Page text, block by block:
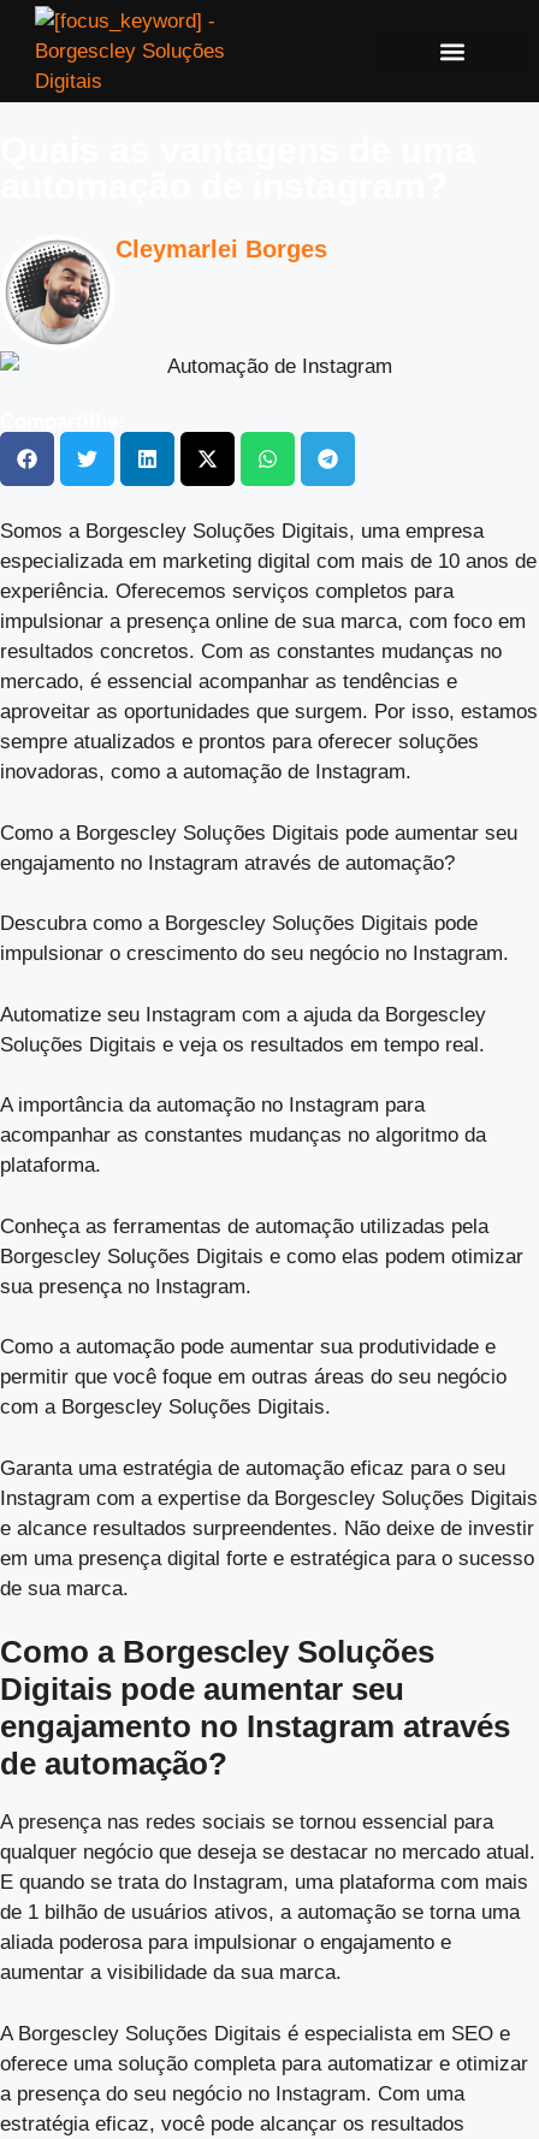
Cleymarlei Borges
Somos a Borgescley Soluções Digitais, uma empresa
especializada em marketing digital com mais de 10 anos de
experiência. Oferecemos serviços completos para
impulsionar a presença online de sua marca, com foco em
resultados concretos. Com as constantes mudanças no
mercado, é essencial acompanhar as tendências e
aproveitar as oportunidades que surgem. Por isso, estamos
sempre atualizados e prontos para oferecer soluções
inovadoras, como a automação de Instagram.
Como a Borgescley Soluções Digitais pode aumentar seu
engajamento no Instagram através de automação?
Descubra como a Borgescley Soluções Digitais pode
impulsionar o crescimento do seu negócio no Instagram.
Automatize seu Instagram com a ajuda da Borgescley
Soluções Digitais e veja os resultados em tempo real.
A importância da automação no Instagram para
acompanhar as constantes mudanças no algoritmo da
plataforma.
Conheça as ferramentas de automação utilizadas pela
Borgescley Soluções Digitais e como elas podem otimizar
sua presença no Instagram.
Como a automação pode aumentar sua produtividade e
permitir que você foque em outras áreas do seu negócio
com a Borgescley Soluções Digitais.
Garanta uma estratégia de automação eficaz para o seu
Instagram com a expertise da Borgescley Soluções Digitais
e alcance resultados surpreendentes. Não deixe de investir
em uma presença digital forte e estratégica para o sucesso
de sua marca.
Como a Borgescley Soluções
Digitais pode aumentar seu
engajamento no Instagram através
de automação?
A presença nas redes sociais se tornou essencial para
qualquer negócio que deseja se destacar no mercado atual.
E quando se trata do Instagram, uma plataforma com mais
de 1 bilhão de usuários ativos, a automação se torna uma
aliada poderosa para impulsionar o engajamento e
aumentar a visibilidade da sua marca.
A Borgescley Soluções Digitais é especialista em SEO e
oferece uma solução completa para automatizar e otimizar
a presença do seu negócio no Instagram. Com uma
estratégia eficaz, você pode alcançar os resultados